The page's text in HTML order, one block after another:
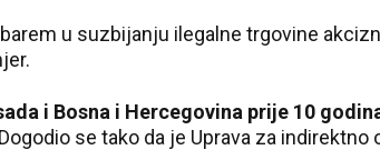
u suzbijanju ilegalne trgovine
i Bosna i Hercegovina prije 10
se tako da je Uprava za